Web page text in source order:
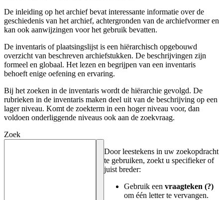
De inleiding op het archief bevat interessante informatie over de
geschiedenis van het archief, achtergronden van de archiefvormer en
kan ook aanwijzingen voor het gebruik bevatten.
De inventaris of plaatsingslijst is een hiërarchisch opgebouwd
overzicht van beschreven archiefstukken. De beschrijvingen zijn
formeel en globaal. Het lezen en begrijpen van een inventaris
behoeft enige oefening en ervaring.
Bij het zoeken in de inventaris wordt de hiërarchie gevolgd. De
rubrieken in de inventaris maken deel uit van de beschrijving op een
lager niveau. Komt de zoekterm in een hoger niveau voor, dan
voldoen onderliggende niveaus ook aan de zoekvraag.
Zoek
Door leestekens in uw zoekopdracht
te gebruiken, zoekt u specifieker of
juist breder:
Gebruik een vraagteken (?)
om één letter te vervangen.